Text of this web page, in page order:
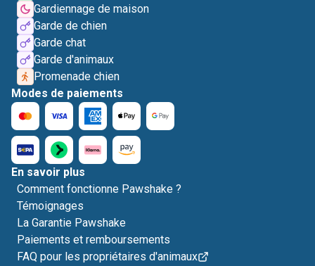
Gardiennage de maison
Garde de chien
Garde chat
Garde d'animaux
Promenade chien
Modes de paiements
En savoir plus
Comment fonctionne Pawshake ?
Témoignages
La Garantie Pawshake
Paiements et remboursements
FAQ pour les propriétaires d'animaux